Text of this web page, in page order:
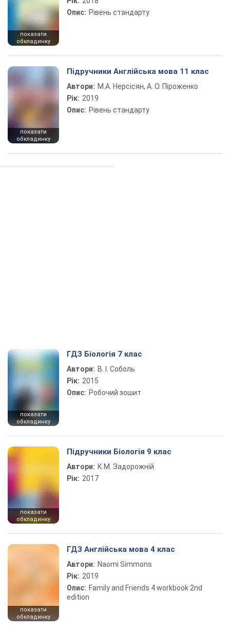
показати
обкладинку
Опис: Рівень стандарту
показати
обкладинку
Підручники Англійська мова 11 клас
Автори: М.А. Нерсісян, А. О. Піроженко
Рік: 2019
Опис: Рівень стандарту
показати
обкладинку
ГДЗ Біологія 7 клас
Автори: В. І. Соболь
Рік: 2015
Опис: Робочий зошит
показати
обкладинку
Підручники Біологія 9 клас
Автори: К.М. Задорожній
Рік: 2017
показати
обкладинку
ГДЗ Англійська мова 4 клас
Автори: Naomi Simmons
Рік: 2019
Опис: Family and Friends 4 workbook 2nd
edition